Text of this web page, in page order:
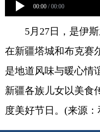
00:00 / 00:00
5月27日，是伊
在新疆塔城和布克赛
是地道风味与暖心情
新疆各族儿女以美食
度美好节日。(来源